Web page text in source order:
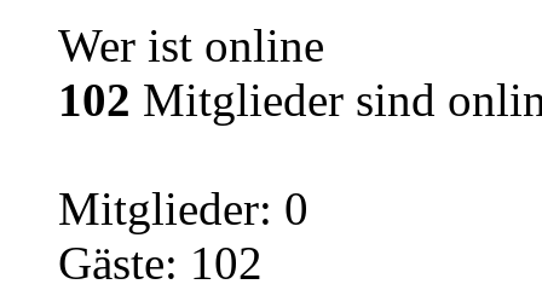
Wer ist online
102 Mitglieder sind
Mitglieder: 0
Gäste: 102